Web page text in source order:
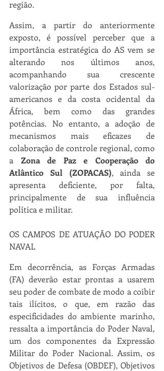
região.
Assim, a partir do anteriormente
exposto, é possível perceber que a
importância estratégica do AS vem se
alterando nos últimos anos,
acompanhando sua crescente
valorização por parte dos Estados sul-
americanos e da costa ocidental da
África, bem como das grandes
potências. No entanto, a adoção de
mecanismos mais eficazes de
colaboração de controle regional, como
a Zona de Paz e Cooperação do
Atlântico Sul (ZOPACAS), ainda se
apresenta deficiente, por falta,
principalmente de sua influência
política e militar.
OS CAMPOS DE ATUAÇÃO DO PODER
NAVAL
Em decorrência, as Forças Armadas
(FA) deverão estar prontas a usarem
seu poder de combate de modo a coibir
tais ilícitos, o que, em razão das
especificidades do ambiente marinho,
ressalta a importância do Poder Naval,
um dos componentes da Expressão
Militar do Poder Nacional. Assim, os
Objetivos de Defesa (OBDEF), Objetivos